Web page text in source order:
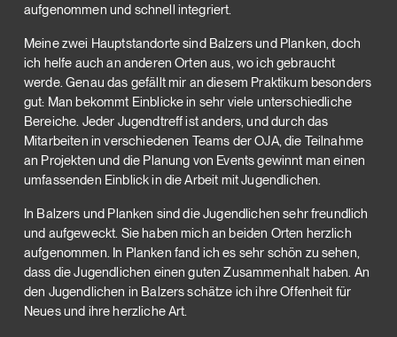
aufgenommen und schnell integriert.
Meine zwei Hauptstandorte sind Balzers und Planken, doch
ich helfe auch an anderen Orten aus, wo ich gebraucht
werde. Genau das gefällt mir an diesem Praktikum besonders
gut: Man bekommt Einblicke in sehr viele unterschiedliche
Bereiche. Jeder Jugendtreff ist anders, und durch das
Mitarbeiten in verschiedenen Teams der OJA, die Teilnahme
an Projekten und die Planung von Events gewinnt man einen
umfassenden Einblick in die Arbeit mit Jugendlichen.
In Balzers und Planken sind die Jugendlichen sehr freundlich
und aufgeweckt. Sie haben mich an beiden Orten herzlich
aufgenommen. In Planken fand ich es sehr schön zu sehen,
dass die Jugendlichen einen guten Zusammenhalt haben. An
den Jugendlichen in Balzers schätze ich ihre Offenheit für
Neues und ihre herzliche Art.